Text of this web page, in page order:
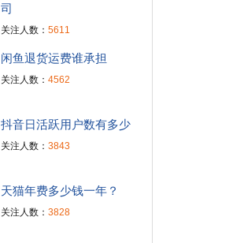
司
关注人数： 5611
闲鱼退货运费谁承担
关注人数： 4562
抖音日活跃用户数有多少
关注人数： 3843
天猫年费多少钱一年？
关注人数： 3828